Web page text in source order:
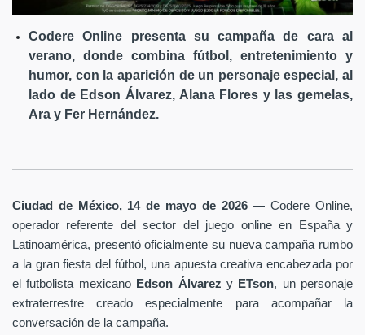
Codere Online presenta su campaña de cara al
verano, donde combina fútbol, entretenimiento y
humor, con la aparición de un personaje especial, al
lado de Edson Álvarez, Alana Flores y las gemelas,
Ara y Fer Hernández.
Ciudad de México, 14 de mayo de 2026— Codere Online,
operador referente del sector del juego online en España y
Latinoamérica, presentó oficialmente su nueva campaña rumbo
a la gran fiesta del fútbol, una apuesta creativa encabezada por
el futbolista mexicano Edson Álvarez yETson, un personaje
extraterrestre creado especialmente para acompañar la
conversación de la campaña.